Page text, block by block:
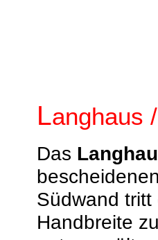
Langhaus /
Das
Südwand
Handbreite